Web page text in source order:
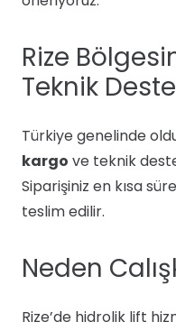
Rize
Teknik
Türkiye genelinde
kargo ve teknik
Siparişiniz en kısa
teslim edilir.
Neden
Rize’de hidrolik lift